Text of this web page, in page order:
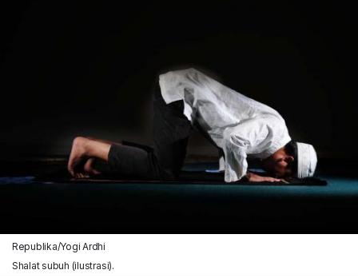
Republika/Yogi Ardhi
Shalat subuh (ilustrasi).